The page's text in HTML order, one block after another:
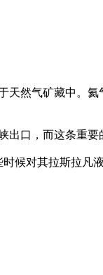
然气矿藏中。
口，而这条重要
候对其拉斯拉